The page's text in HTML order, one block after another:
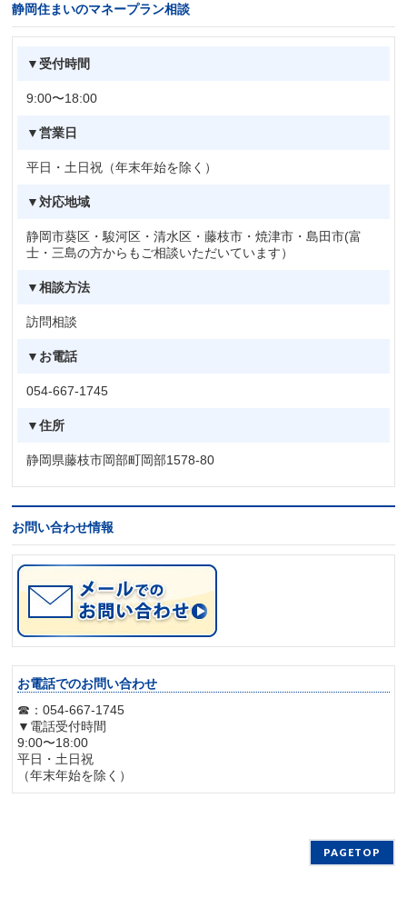
静岡住まいのマネープラン相談
▼受付時間
9:00〜18:00
▼営業日
平日・土日祝（年末年始を除く）
▼対応地域
静岡市葵区・駿河区・清水区・藤枝市・焼津市・島田市(富
士・三島の方からもご相談いただいています）
▼相談方法
訪問相談
▼お電話
054-667-1745
▼住所
静岡県藤枝市岡部町岡部1578-80
お問い合わせ情報
お電話でのお問い合わせ
☎：054-667-1745
▼電話受付時間
9:00〜18:00
平日・土日祝
（年末年始を除く）
PAGETOP